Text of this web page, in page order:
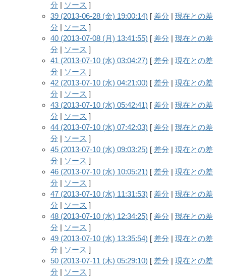
分 | ソース ]
39 (2013-06-28 (金) 19:00:14) [ 差分 | 現在との差
分 | ソース ]
40 (2013-07-08 (月) 13:41:55) [ 差分 | 現在との差
分 | ソース ]
41 (2013-07-10 (水) 03:04:27) [ 差分 | 現在との差
分 | ソース ]
42 (2013-07-10 (水) 04:21:00) [ 差分 | 現在との差
分 | ソース ]
43 (2013-07-10 (水) 05:42:41) [ 差分 | 現在との差
分 | ソース ]
44 (2013-07-10 (水) 07:42:03) [ 差分 | 現在との差
分 | ソース ]
45 (2013-07-10 (水) 09:03:25) [ 差分 | 現在との差
分 | ソース ]
46 (2013-07-10 (水) 10:05:21) [ 差分 | 現在との差
分 | ソース ]
47 (2013-07-10 (水) 11:31:53) [ 差分 | 現在との差
分 | ソース ]
48 (2013-07-10 (水) 12:34:25) [ 差分 | 現在との差
分 | ソース ]
49 (2013-07-10 (水) 13:35:54) [ 差分 | 現在との差
分 | ソース ]
50 (2013-07-11 (木) 05:29:10) [ 差分 | 現在との差
分 | ソース ]